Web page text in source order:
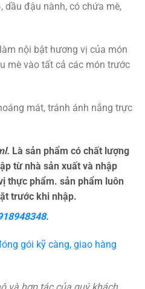
dầu đậu nành, có chứa mè,
nội bật hương vị của món
mè vào tất cả các món trước
mát, tránh ánh nắng trực
. Là sản phẩm có chất lượng
từ nhà sản xuất và nhập
thực phẩm. sản phẩm luôn
trước khi nhập.
gói kỹ càng, giao hàng